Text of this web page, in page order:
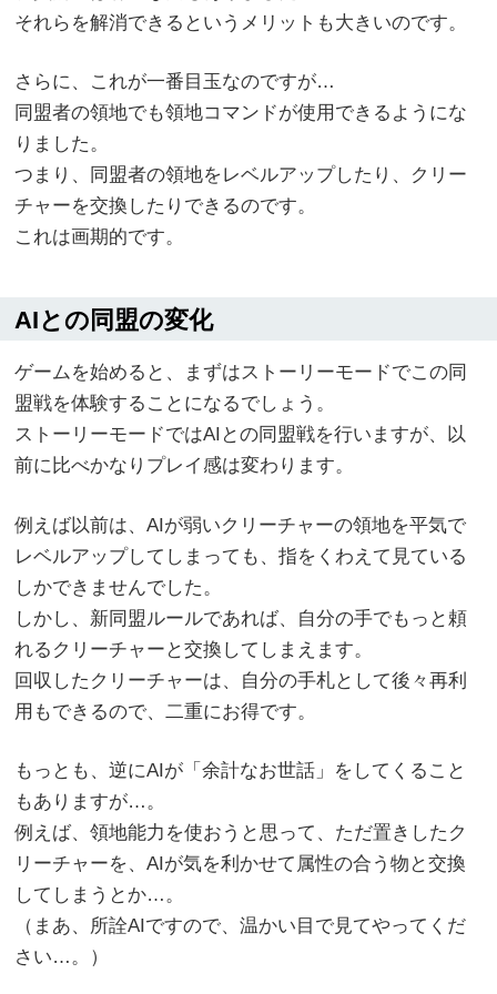
それらを解消できるというメリットも大きいのです。
さらに、これが一番目玉なのですが…
同盟者の領地でも領地コマンドが使用できるようにな
りました。
つまり、同盟者の領地をレベルアップしたり、クリー
チャーを交換したりできるのです。
これは画期的です。
AIとの同盟の変化
ゲームを始めると、まずはストーリーモードでこの同
盟戦を体験することになるでしょう。
ストーリーモードではAIとの同盟戦を行いますが、以
前に比べかなりプレイ感は変わります。
例えば以前は、AIが弱いクリーチャーの領地を平気で
レベルアップしてしまっても、指をくわえて見ている
しかできませんでした。
しかし、新同盟ルールであれば、自分の手でもっと頼
れるクリーチャーと交換してしまえます。
回収したクリーチャーは、自分の手札として後々再利
用もできるので、二重にお得です。
もっとも、逆にAIが「余計なお世話」をしてくること
もありますが…。
例えば、領地能力を使おうと思って、ただ置きしたク
リーチャーを、AIが気を利かせて属性の合う物と交換
してしまうとか…。
（まあ、所詮AIですので、温かい目で見てやってくだ
さい…。）